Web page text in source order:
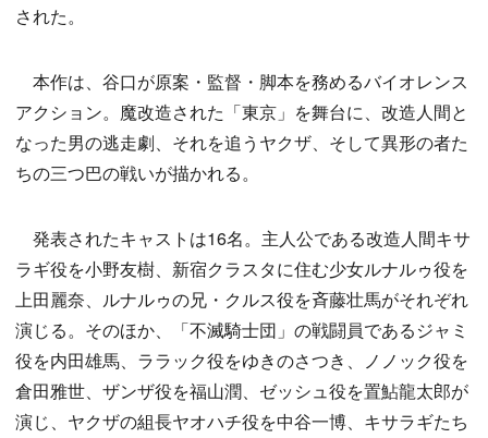
された。
本作は、谷口が原案・監督・脚本を務めるバイオレンス
アクション。魔改造された「東京」を舞台に、改造人間と
なった男の逃走劇、それを追うヤクザ、そして異形の者た
ちの三つ巴の戦いが描かれる。
発表されたキャストは16名。主人公である改造人間キサ
ラギ役を小野友樹、新宿クラスタに住む少女ルナルゥ役を
上田麗奈、ルナルゥの兄・クルス役を斉藤壮馬がそれぞれ
演じる。そのほか、「不滅騎士団」の戦闘員であるジャミ
役を内田雄馬、ララック役をゆきのさつき、ノノック役を
倉田雅世、ザンザ役を福山潤、ゼッシュ役を置鮎龍太郎が
演じ、ヤクザの組長ヤオハチ役を中谷一博、キサラギたち